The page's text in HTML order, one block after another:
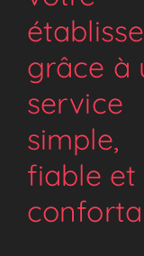
grâce à
service
simple,
fiable et